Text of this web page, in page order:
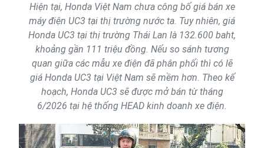
Hiện tại, Honda Việt Nam chưa công bố giá bán xe
máy điện UC3 tại thị trường nước ta. Tuy nhiên, giá
Honda UC3 tại thị trường Thái Lan là 132.600 baht,
khoảng gần 111 triệu đồng. Nếu so sánh tương
quan giữa các mẫu xe điện đã phân phối thì có lẽ
giá Honda UC3 tại Việt Nam sẽ mềm hơn. Theo kế
hoạch, Honda UC3 sẽ được mở bán từ tháng
6/2026 tại hệ thống HEAD kinh doanh xe điện.